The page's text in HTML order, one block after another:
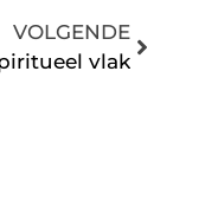
VOLGENDE
vlak